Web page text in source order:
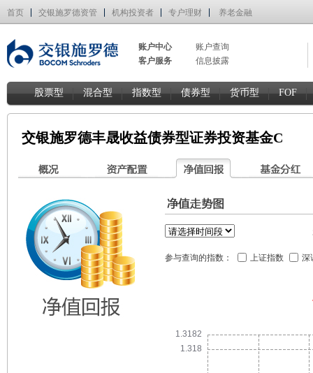
首页 交银施罗德资管 机构投资者 专户理财 养老金融
账户中心
账户查询
客户服务
信息披露
股票型 混合型 指数型 债券型 货币型 FOF
交银施罗德丰晟收益债券型证券投资基金C
参与查询的指数： 上证指数 深